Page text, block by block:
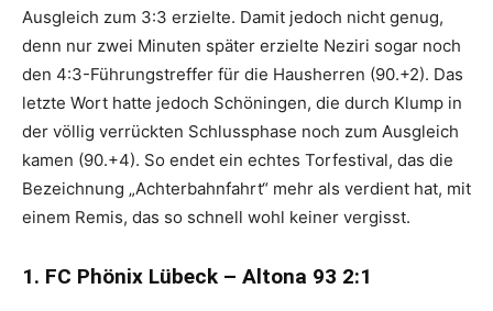
Ausgleich zum 3:3 erzielte. Damit jedoch nicht genug,
denn nur zwei Minuten später erzielte Neziri sogar noch
den 4:3-Führungstreffer für die Hausherren (90.+2). Das
letzte Wort hatte jedoch Schöningen, die durch Klump in
der völlig verrückten Schlussphase noch zum Ausgleich
kamen (90.+4). So endet ein echtes Torfestival, das die
Bezeichnung „Achterbahnfahrt“ mehr als verdient hat, mit
einem Remis, das so schnell wohl keiner vergisst.
1. FC Phönix Lübeck – Altona 93 2:1